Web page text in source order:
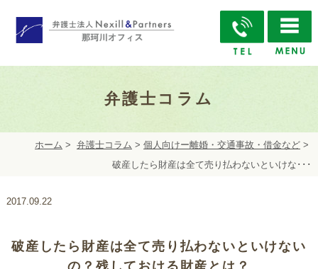
弁護士コラム
ホーム > 弁護士コラム >個人向けー離婚・交通事故・借金など >
破産したら財産は全て売り払わないといけな･･･
2017.09.22
破産したら財産は全て売り払わないといけない